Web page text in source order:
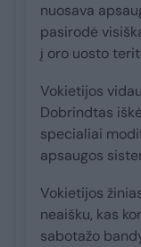
nuosava
pasirodė
į oro uosto
Vokietijos
Dobrindtas
specialiai
apsaugos
Vokietijos
neaišku, kas
sabotažo